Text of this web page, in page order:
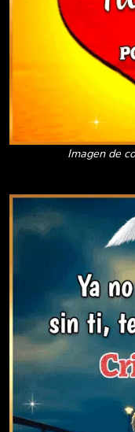
Imagen de